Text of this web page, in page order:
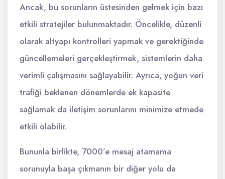
Ancak, bu sorunların üstesinden gelmek için bazı
etkili stratejiler bulunmaktadır. Öncelikle, düzenli
olarak altyapı kontrolleri yapmak ve gerektiğinde
güncellemeleri gerçekleştirmek, sistemlerin daha
verimli çalışmasını sağlayabilir. Ayrıca, yoğun veri
trafiği beklenen dönemlerde ek kapasite
sağlamak da iletişim sorunlarını minimize etmede
etkili olabilir.
Bununla birlikte, 7000’e mesaj atamama
sorunuyla başa çıkmanın bir diğer yolu da